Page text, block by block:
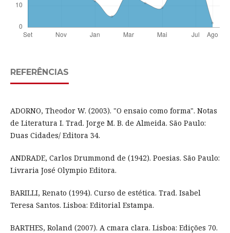
REFERÊNCIAS
ADORNO, Theodor W. (2003). "O ensaio como forma". Notas
de Literatura I. Trad. Jorge M. B. de Almeida. São Paulo:
Duas Cidades/ Editora 34.
ANDRADE, Carlos Drummond de (1942). Poesias. São Paulo:
Livraria José Olympio Editora.
BARILLI, Renato (1994). Curso de estética. Trad. Isabel
Teresa Santos. Lisboa: Editorial Estampa.
BARTHES, Roland (2007). A cmara clara. Lisboa: Edições 70.